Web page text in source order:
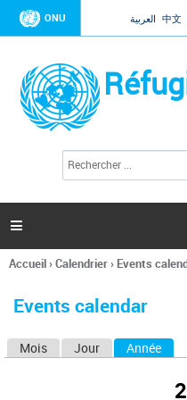
Jump
ONU العربية 中文
l
c
h
e

Vous
ici
Accueil›Calendrier› Events
Events calendar
Mois Jour Année